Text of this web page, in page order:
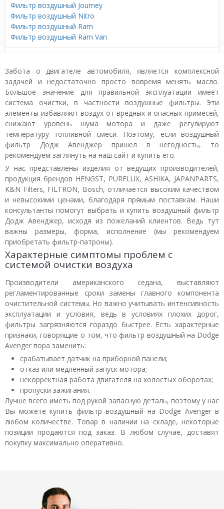
Фильтр воздушный Journey
Фильтр воздушный Nitro
Фильтр воздушный Ram
Фильтр воздушный Ram Van
Забота о двигателе автомобиля, является комплексной
задачей и недостаточно просто вовремя менять масло.
Большое значение для правильной эксплуатации имеет
система очистки, в частности воздушные фильтры. Эти
элементы избавляют воздух от вредных и опасных примесей,
снижают уровень шума мотора и даже регулируют
температуру топливной смеси. Поэтому, если воздушный
фильтр Додж Авенджер пришел в негодность, то
рекомендуем заглянуть на наш сайт и купить его.
У нас представлены изделия от ведущих производителей,
продукция брендов HENGST, PURFLUX, ASHIKA, JAPANPARTS,
K&N Filters, FILTRON, Bosch, отличается высоким качеством
и невысокими ценами, благодаря прямым поставкам. Наши
консультанты помогут выбрать и купить воздушный фильтр
Додж Авенджер, исходя из пожеланий клиентов. Ведь тут
важны размеры, форма, исполнение (мы рекомендуем
приобретать фильтр-патроны).
Характерные симптомы проблем с
системой очистки воздуха
Производители американского седана, выставляют
регламентированные сроки замены главного компонента
очистительной системы. Но важно учитывать интенсивность
эксплуатации и условия, ведь в условиях плохих дорог,
фильтры загрязняются гораздо быстрее. Есть характерные
признаки, говорящие о том, что фильтр воздушный на Dodge
Avenger пора заменить:
срабатывает датчик на приборной панели;
отказ или медленный запуск мотора;
некорректная работа двигателя на холостых оборотах;
пропуски зажигания.
Лучше всего иметь под рукой запасную деталь, поэтому у нас
Вы можете купить фильтр воздушный на Dodge Avenger в
любом количестве. Товар в наличии на складе, некоторые
позиции продаются под заказ. В любом случае, доставят
покупку максимально оперативно.